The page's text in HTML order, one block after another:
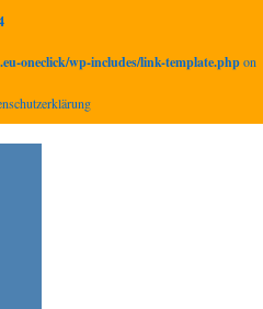
oneclick/wp-includes/link-template.phpon